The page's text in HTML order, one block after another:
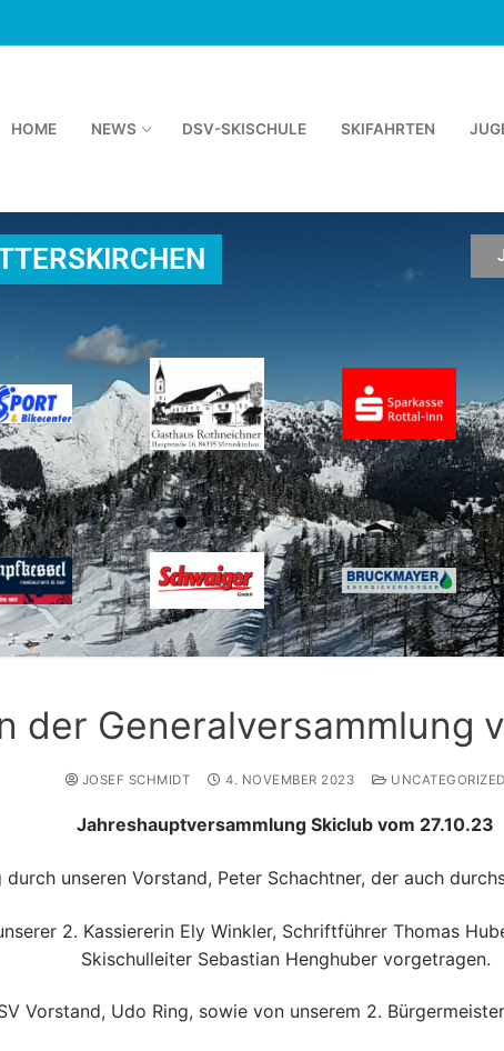
HOME NEWS DSV-SKISCHULE SKIFAHRTEN
der Generalversammlung
JOSEF SCHMIDT 4. NOVEMBER 2023 UNCATEGORIZED
Jahreshauptversammlung Skiclub vom 27.10.23
durch unseren Vorstand, Peter Schachtner, der auch
2. Kassiererin Ely Winkler, Schriftführer Thomas
Skischulleiter Sebastian Henghuber vorgetragen.
Vorstand, Udo Ring, sowie von unserem 2.